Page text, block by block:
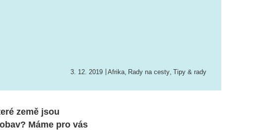
3. 12. 2019 Afrika, Rady na cesty, Tipy & rady
země jsou
Máme pro vás